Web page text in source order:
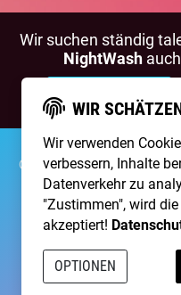
Wir suchen ständig
NightWash
©2026 Brainpool Live
Erstellt mit
Betrieben mit
WIR
Wir verwenden
verbessern, Inhalte
Datenverkehr zu
"Zustimmen", wird
akzeptiert!
OPTIONEN